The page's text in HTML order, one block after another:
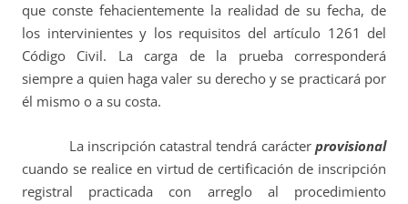
que conste fehacientemente la realidad de su fecha, de
los intervinientes y los requisitos del artículo 1261 del
Código Civil. La carga de la prueba corresponderá
siempre a quien haga valer su derecho y se practicará por
él mismo o a su costa.
La inscripción catastral tendrá carácter provisional
cuando se realice en virtud de certificación de inscripción
registral practicada con arreglo al procedimiento